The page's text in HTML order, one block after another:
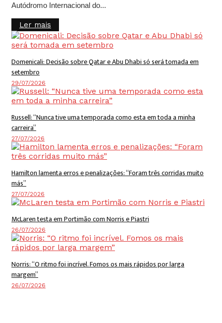
Autódromo Internacional do...
Ler mais
Domenicali: Decisão sobre Qatar e Abu Dhabi só será tomada em
setembro
29/07/2026
Russell: “Nunca tive uma temporada como esta em toda a minha
carreira”
27/07/2026
Hamilton lamenta erros e penalizações: “Foram três corridas muito
más”
27/07/2026
McLaren testa em Portimão com Norris e Piastri
26/07/2026
Norris: “O ritmo foi incrível. Fomos os mais rápidos por larga
margem”
26/07/2026